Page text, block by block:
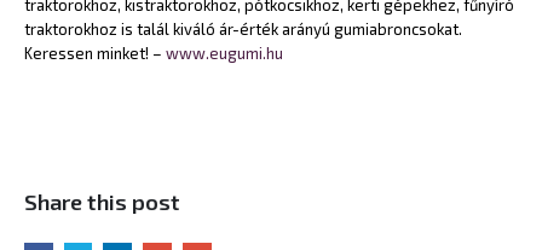
traktorokhoz, kistraktorokhoz, pótkocsikhoz, kerti gépekhez, fűnyíró
traktorokhoz is talál kiváló ár-érték arányú gumiabroncsokat.
Keressen minket! – www.eugumi.hu
Share this post